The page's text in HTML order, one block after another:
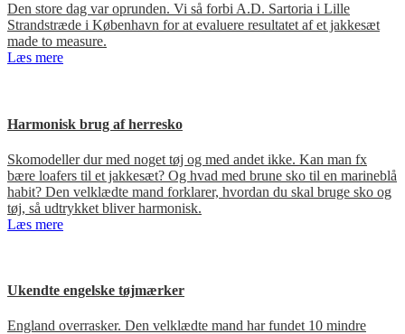
Den store dag var oprunden. Vi så forbi A.D. Sartoria i Lille
Strandstræde i København for at evaluere resultatet af et jakkesæt
made to measure.
Læs mere
Harmonisk brug af herresko
Skomodeller dur med noget tøj og med andet ikke. Kan man fx
bære loafers til et jakkesæt? Og hvad med brune sko til en marineblå
habit? Den velklædte mand forklarer, hvordan du skal bruge sko og
tøj, så udtrykket bliver harmonisk.
Læs mere
Ukendte engelske tøjmærker
England overrasker. Den velklædte mand har fundet 10 mindre